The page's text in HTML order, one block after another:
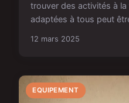
trouver des activités à
adaptées à tous peut
12 mars 2025
EQUIPEMENT